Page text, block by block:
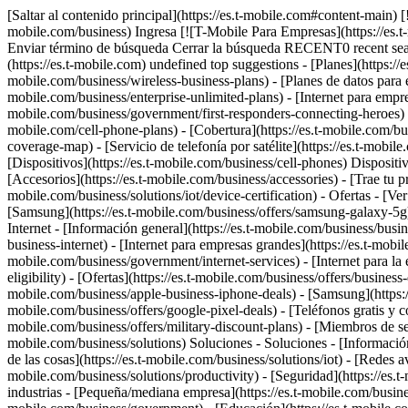
[Saltar al contenido principal](https://es.t-mobile.com#content-
mobile.com/business) Ingresa [![T-Mobile Para Empresas](https://
Enviar término de búsqueda Cerrar la búsqueda RECENT0 recent
(https://es.t-mobile.com) undefined top suggestions - [Planes](https://
mobile.com/business/wireless-business-plans) - [Planes de datos
mobile.com/business/enterprise-unlimited-plans) - [Internet para
mobile.com/business/government/first-responders-connecting-
mobile.com/cell-phone-plans) - [Cobertura](https://es.t-mobile.com/
coverage-map) - [Servicio de telefonía por satélite](https://es.t-
[Dispositivos](https://es.t-mobile.com/business/cell-phones)
[Accesorios](https://es.t-mobile.com/business/accessories) - [Trae
mobile.com/business/solutions/iot/device-certification) - Ofertas -
[Samsung](https://es.t-mobile.com/business/offers/samsung-galaxy-
Internet - [Información general](https://es.t-mobile.com/business/
business-internet) - [Internet para empresas grandes](https://es.t-
mobile.com/business/government/internet-services) - [Internet para
eligibility) - [Ofertas](https://es.t-mobile.com/business/offers/
mobile.com/business/apple-business-iphone-deals) -
mobile.com/business/offers/google-pixel-deals) - [Teléfonos gratis y
mobile.com/business/offers/military-discount-plans) - [Miembros de
mobile.com/business/solutions) Soluciones - Soluciones -
de las cosas](https://es.t-mobile.com/business/solutions/iot) -
mobile.com/business/solutions/productivity) - [Seguridad](https://
industrias - [Pequeña/mediana empresa](https://es.t-mobile.com/